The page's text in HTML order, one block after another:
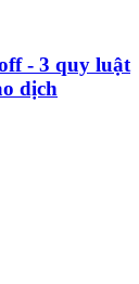
- 3 quy luật
dịch